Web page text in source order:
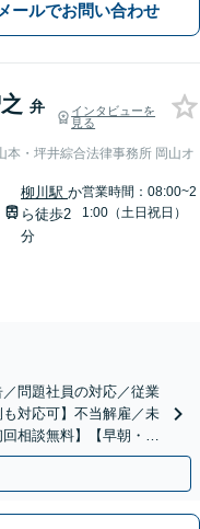
メールでお問い合わせ
弁
インタビューを
見る
本・坪井綜合法律事務所 岡山オ
柳川駅か
ら徒歩2
分
営業時間：08:00~2
1:00（土日祝日）
／問題社員の対応／従業
対応可】不当解雇／未
相談無料】【早朝・夜
ます。